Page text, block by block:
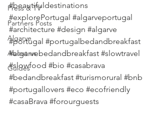
Press & TV
Partners Posts
Algarve
About us
Guides
#beautifuldestinations
#explorePortugal #algarveportugal
#architecture #design #algarve
#portugal #portugalbedandbreakfast
#algarvebedandbreakfast #slowtravel
#slowfood #bio #casabrava
#bedandbreakfast #turismorural #bnb
#portugallovers #eco #ecofriendly
#casaBrava #forourguests